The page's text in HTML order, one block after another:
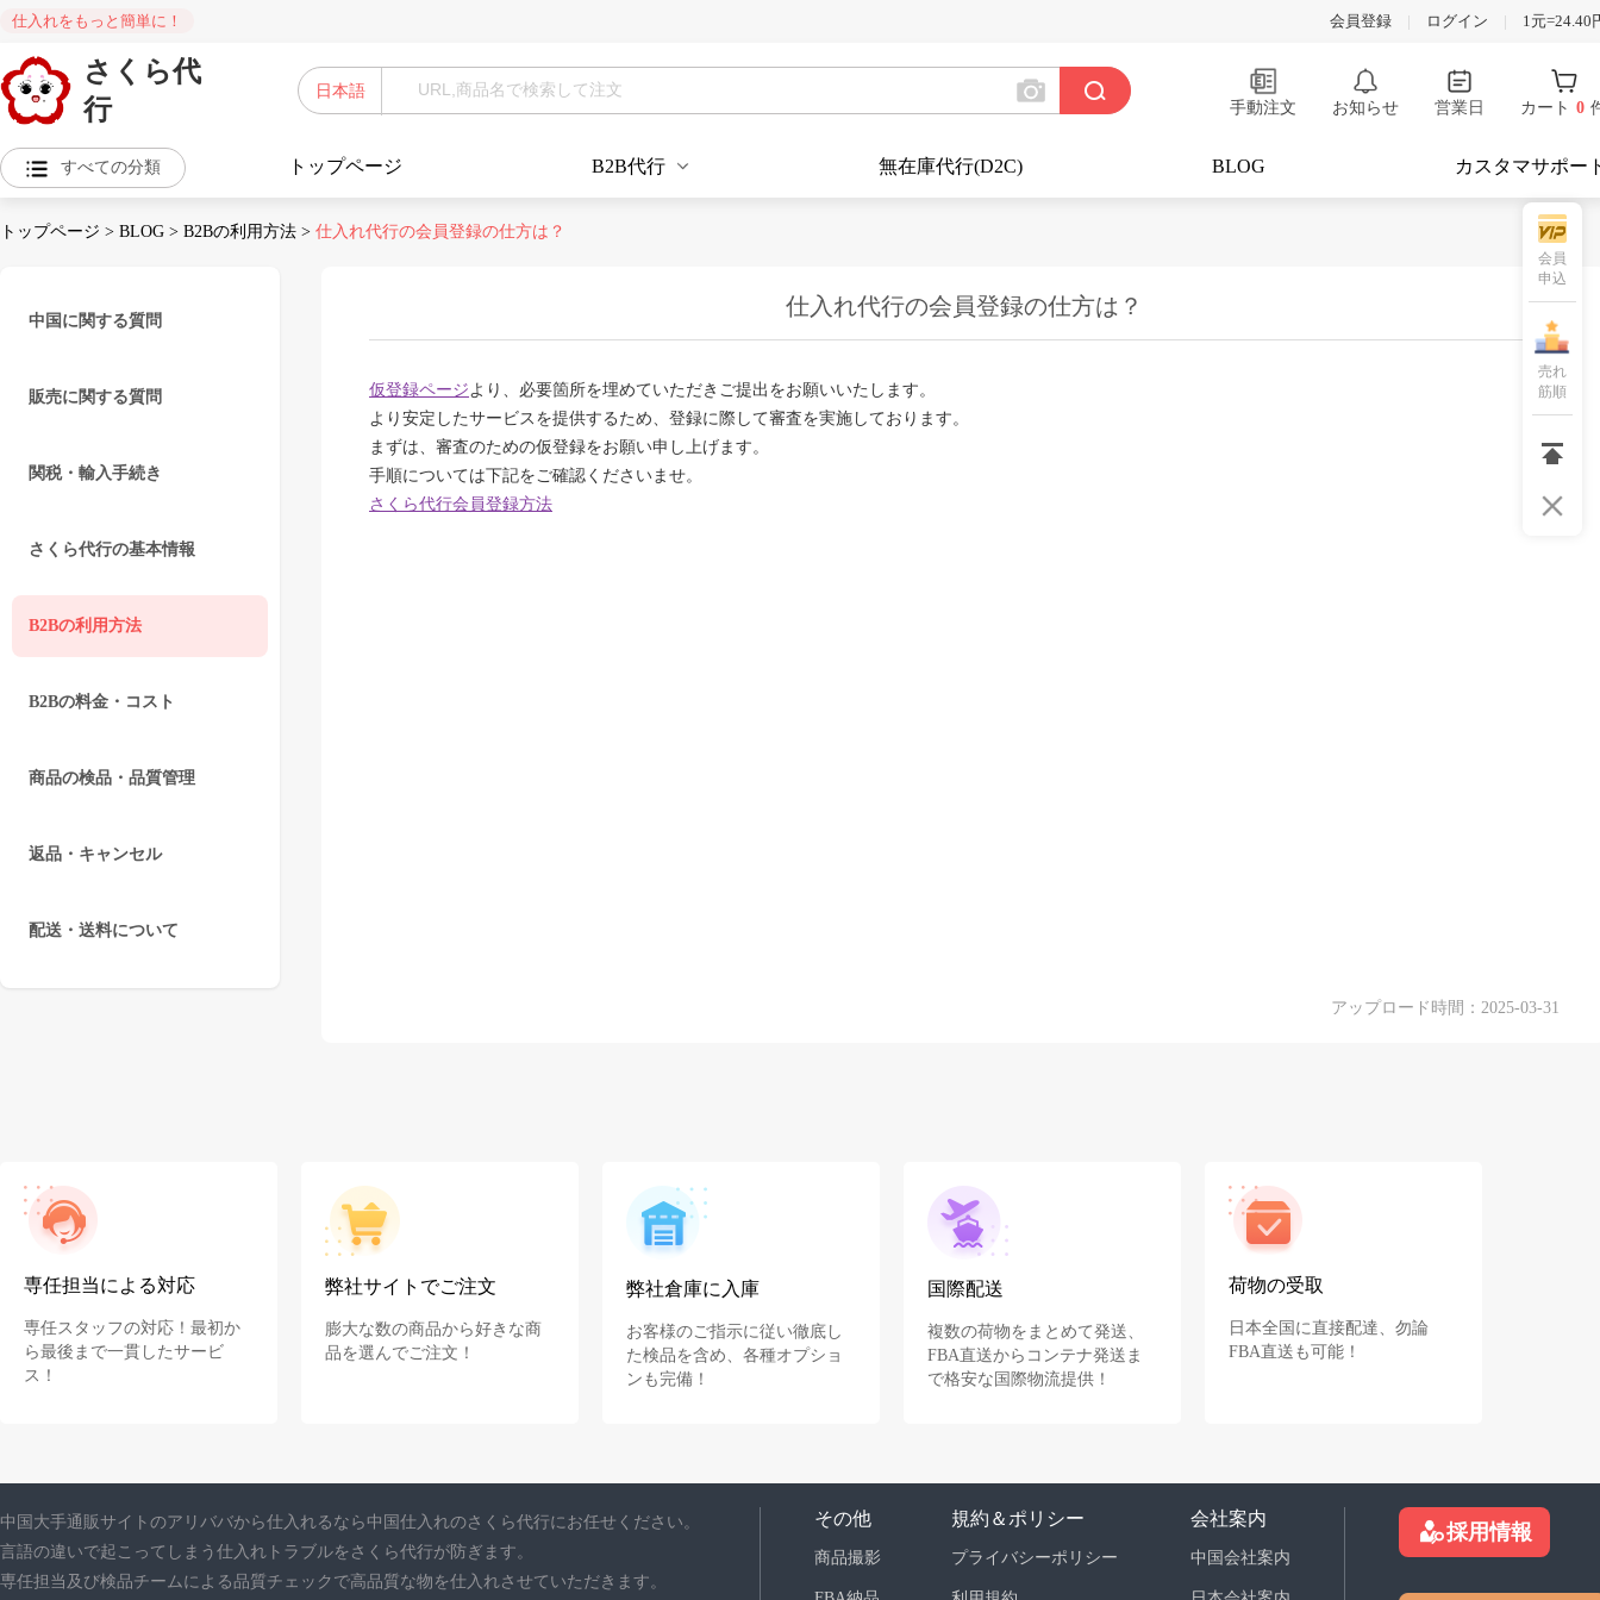
仕入れをもっと簡単に！ 会員登録 | ログイン | 1元=24.40
さくら代
行
日本語
手動注文
お知らせ 営業日 カート 0
すべての分類 トップページ B2B代行 無在庫代行(D2C) BLOG カスタマサポー
トップページ > BLOG > B2Bの利用方法 > 仕入れ代行の会員登録の仕方は？
中国に関する質問
販売に関する質問
関税・輸入手続き
さくら代行の基本情報
B2Bの利用方法
B2Bの料金・コスト
商品の検品・品質管理
返品・キャンセル
配送・送料について
仕入れ代行の会員登録の仕方は？
仮登録ページより、必要箇所を埋めていただきご提出をお願いいたします。
より安定したサービスを提供するため、登録に際して審査を実施しております。
まずは、審査のための仮登録をお願い申し上げます。
手順については下記をご確認くださいませ。
さくら代行会員登録方法
アップロード時間：2025-03-31
専任担当による対応
専任スタッフの対応！最初か
ら最後まで一貫したサービ
ス！
弊社サイトでご注文
膨大な数の商品から好きな商
品を選んでご注文！
弊社倉庫に入庫
お客様のご指示に従い徹底し
た検品を含め、各種オプショ
ンも完備！
国際配送
複数の荷物をまとめて発送、
FBA直送からコンテナ発送ま
で格安な国際物流提供！
荷物の受取
日本全国に直接配達、勿論
FBA直送も可能！
中国大手通販サイトのアリババから仕入れるなら中国仕入れのさくら代行にお任せください。
言語の違いで起こってしまう仕入れトラブルをさくら代行が防ぎます。
専任担当及び検品チームによる品質チェックで高品質な物を仕入れさせていただきます。
その他
商品撮影
規約＆ポリシー
プライバシーポリシー
会社案内
中国会社案内
採用情報
会員
申込
売れ
筋順